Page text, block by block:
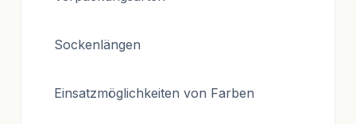
Sockenlängen
Einsatzmöglichkeiten von Farben